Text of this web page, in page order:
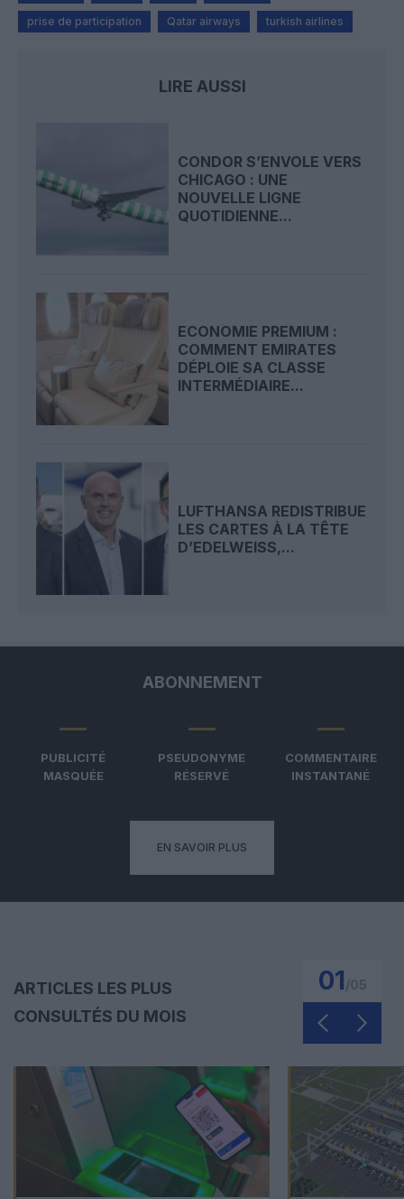
prise de participation Qatar airways turkish airlines
LIRE AUSSI
CONDOR S’ENVOLE VERS
CHICAGO : UNE
NOUVELLE LIGNE
QUOTIDIENNE...
ECONOMIE PREMIUM :
COMMENT EMIRATES
DÉPLOIE SA CLASSE
INTERMÉDIAIRE...
LUFTHANSA REDISTRIBUE
LES CARTES À LA TÊTE
D’EDELWEISS,...
ABONNEMENT
PUBLICITÉ
MASQUÉE
PSEUDONYME
RÉSERVÉ
COMMENTAIRE
INSTANTANÉ
EN SAVOIR PLUS
ARTICLES LES PLUS
CONSULTÉS DU MOIS
01